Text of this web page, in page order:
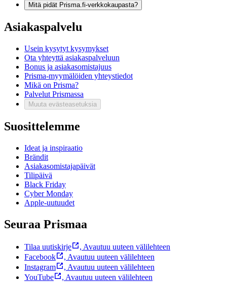
Mitä pidät Prisma.fi-verkkokaupasta?
Asiakaspalvelu
Usein kysytyt kysymykset
Ota yhteyttä asiakaspalveluun
Bonus ja asiakasomistajuus
Prisma-myymälöiden yhteystiedot
Mikä on Prisma?
Palvelut Prismassa
Muuta evästeasetuksia
Suosittelemme
Ideat ja inspiraatio
Brändit
Asiakasomistajapäivät
Tilipäivä
Black Friday
Cyber Monday
Apple-uutuudet
Seuraa Prismaa
Tilaa uutiskirje , Avautuu uuteen välilehteen
Facebook
, Avautuu uuteen välilehteen
Instagram
, Avautuu uuteen välilehteen
YouTube
, Avautuu uuteen välilehteen